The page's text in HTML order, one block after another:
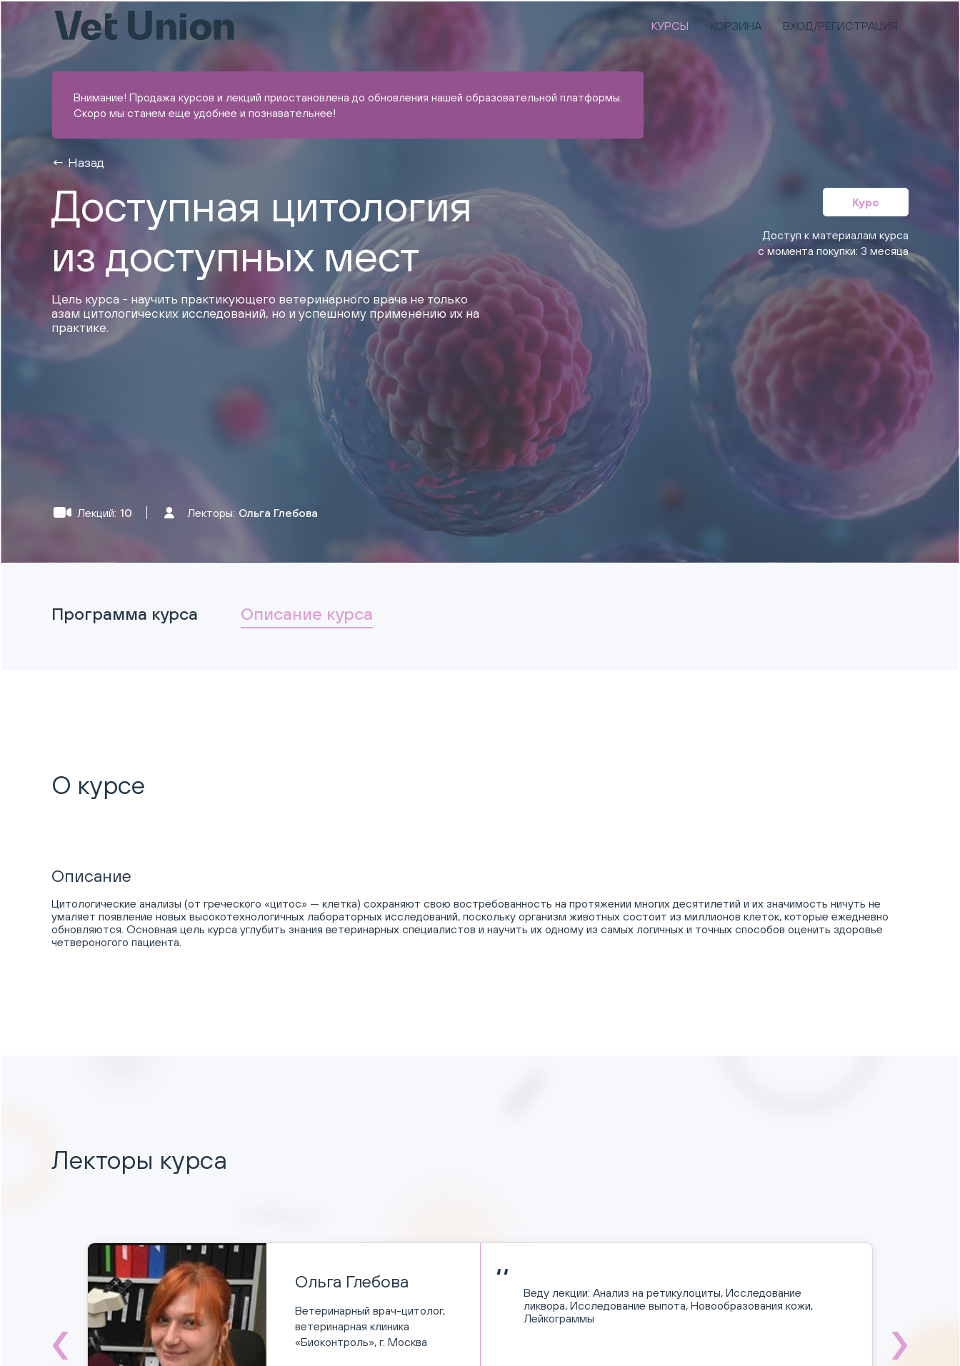
КУРСЫ КОРЗИНА ВХОД/РЕГИСТРАЦИЯ
Внимание! Продажа курсов и лекций приостановлена до обновления нашей образовательной платформы.
Скоро мы станем еще удобнее и познавательнее!
Назад
Доступная цитология
из доступных мест
Цель курса - научить практикующего ветеринарного врача не только
азам цитологических исследований, но и успешному применению их на
практике.
Курс
Доступ к материалам курса
с момента покупки: 3 месяца
Лекций: 10 Лекторы: Ольга Глебова
Программа курса Описание курса
О курсе
Описание
Цитологические анализы (от греческого «цитос» — клетка) сохраняют свою востребованность на протяжении многих десятилетий и их значимость ничуть не
умаляет появление новых высокотехнологичных лабораторных исследований, поскольку организм животных состоит из миллионов клеток, которые ежедневно
обновляются. Основная цель курса углубить знания ветеринарных специалистов и научить их одному из самых логичных и точных способов оценить здоровье
четвероногого пациента.
Лекторы курса
Ольга Глебова
Ветеринарный врач-цитолог,
ветеринарная клиника
«Биоконтроль», г. Москва
Веду лекции: Анализ на ретикулоциты, Исследование
ликвора, Исследование выпота, Новообразования кожи,
Лейкограммы